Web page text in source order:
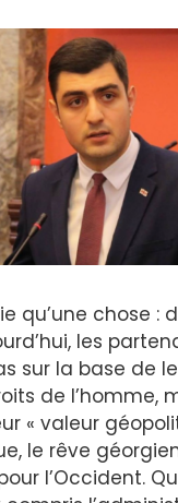
qu’une chose :
les
sur la base de
de l’homme,
« valeur
le rêve
l’Occident.